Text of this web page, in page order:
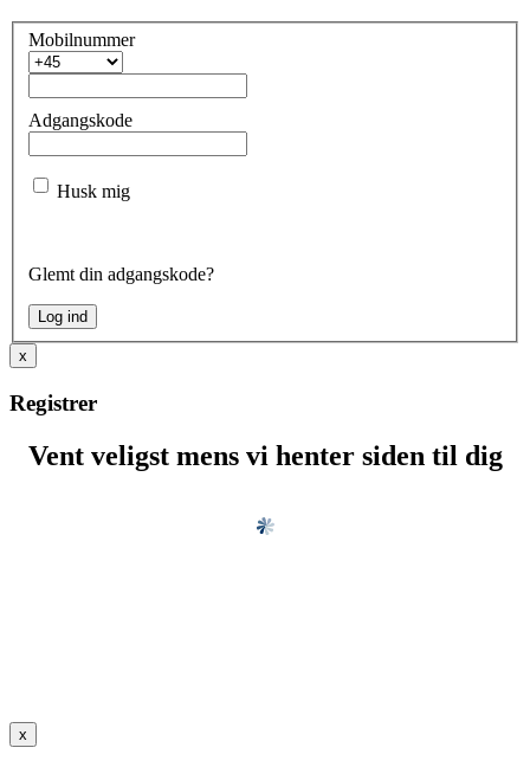
Mobilnummer
Adgangskode
Husk mig
Glemt din adgangskode?
x
Registrer
Vent veligst mens vi henter siden til dig
x